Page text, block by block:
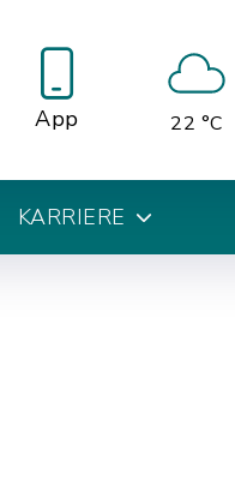
App 22 °C
KARRIERE